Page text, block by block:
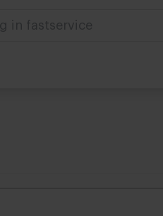
in foodservice